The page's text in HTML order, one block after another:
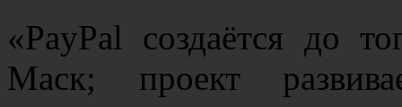
«PayPal создаётся до
Маск; проект